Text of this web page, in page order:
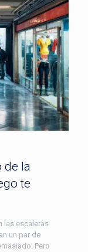
de la
te
las escaleras
un par de
Pero